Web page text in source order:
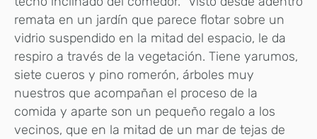
remata en un jardín que parece flotar sobre un
vidrio suspendido en la mitad del espacio, le da
respiro a través de la vegetación. Tiene yarumos,
siete cueros y pino romerón, árboles muy
nuestros que acompañan el proceso de la
comida y aparte son un pequeño regalo a los
vecinos, que en la mitad de un mar de tejas de